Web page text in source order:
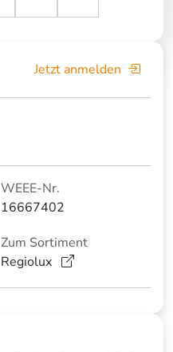
Jetzt anmelden
WEEE-Nr.
16667402
Zum Sortiment
Regiolux